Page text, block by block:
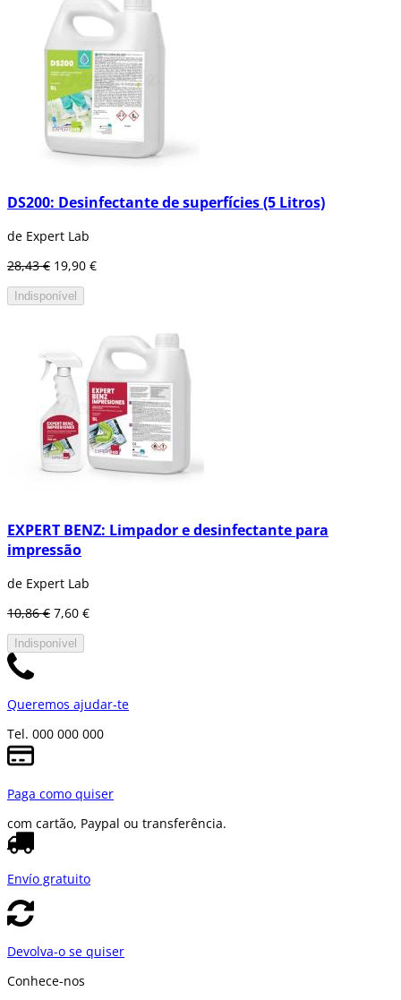
DS200: Desinfectante de superfícies (5 Litros)
de Expert Lab
28,43 € 19,90 €
Indisponível
EXPERT BENZ: Limpador e desinfectante para
impressão
de Expert Lab
10,86 € 7,60 €
Indisponível
Queremos ajudar-te
Tel. 000 000 000
Paga como quiser
com cartão, Paypal ou transferência.
Envío gratuito
Devolva-o se quiser
Conhece-nos